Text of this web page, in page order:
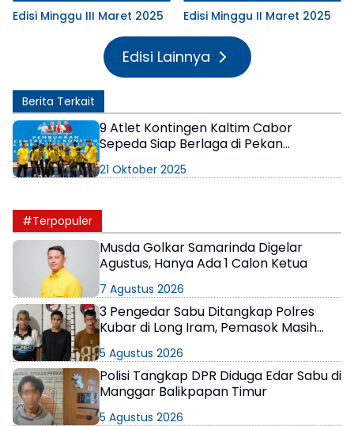
Edisi Minggu III Maret 2025 Edisi Minggu II Maret 2025
Edisi Lainnya
Berita Terkait
9 Atlet Kontingen Kaltim Cabor
Sepeda Siap Berlaga di Pekan
21 Oktober 2025
#Terpopuler
Musda Golkar Samarinda Digelar
Agustus, Hanya Ada 1 Calon Ketua
7 Agustus 2026
3 Pengedar Sabu Ditangkap Polres
Kubar di Long Iram, Pemasok Masih
5 Agustus 2026
Polisi Tangkap DPR Diduga Edar Sabu di
Manggar Balikpapan Timur
5 Agustus 2026